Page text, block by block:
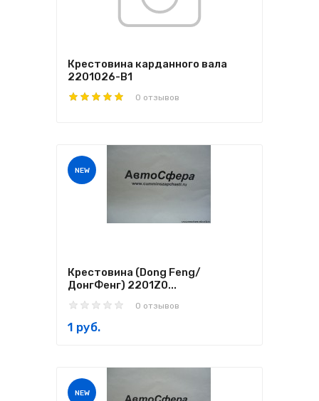
Крестовина карданного вала
2201026-B1
0 отзывов
NEW
Крестовина (Dong Feng/
ДонгФенг) 2201Z0...
0 отзывов
1 руб.
NEW